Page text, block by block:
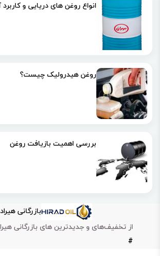
انواع روغن های دریایی و کاربرد
روغن هیدرولیک چیست؟
بررسی اهمیت بازیافت روغن
بازرگانی هیراد
از تخفیف‌های و جدیدترین های بازرگانی
#